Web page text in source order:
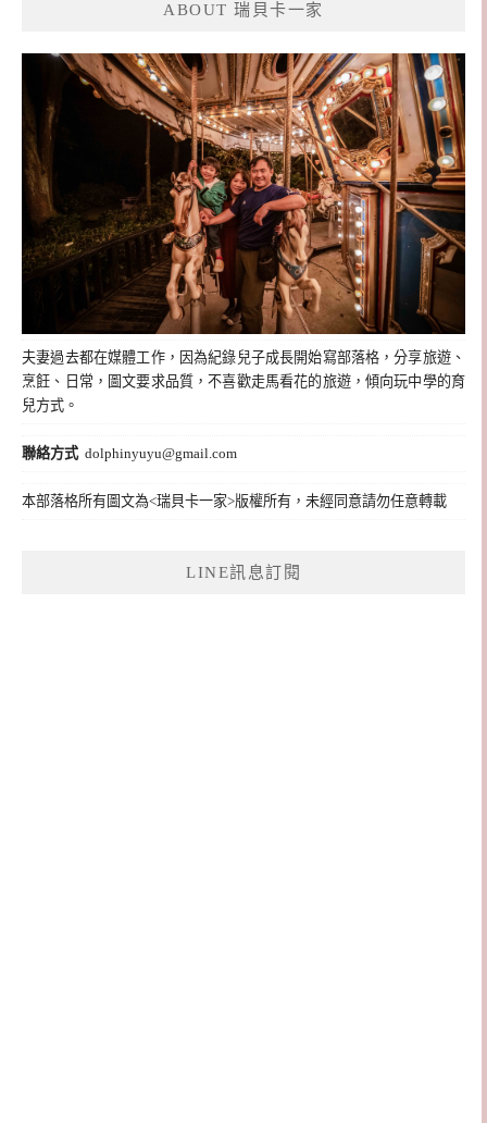
ABOUT 瑞貝卡一家
夫妻過去都在媒體工作，因為紀錄兒子成長開始寫部落格，分享旅遊、
烹飪、日常，圖文要求品質，不喜歡走馬看花的旅遊，傾向玩中學的育
兒方式。
聯絡方式 dolphinyuyu@gmail.com
本部落格所有圖文為<瑞貝卡一家>版權所有，未經同意請勿任意轉載
LINE訊息訂閱